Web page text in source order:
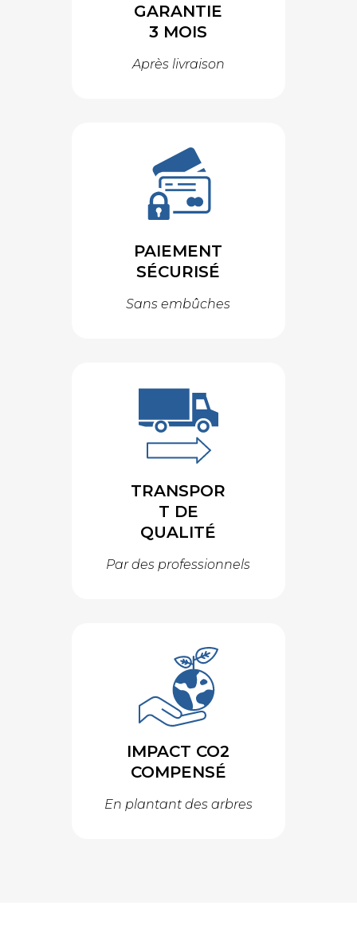
GARANTIE
3 MOIS
Après livraison
PAIEMENT
SÉCURISÉ
Sans embûches
TRANSPOR
T DE
QUALITÉ
Par des professionnels
IMPACT CO2
COMPENSÉ
En plantant des arbres